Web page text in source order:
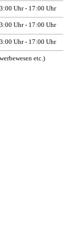
Uhr - 17:00 Uhr
Uhr - 17:00 Uhr
Uhr - 17:00 Uhr
etc.)